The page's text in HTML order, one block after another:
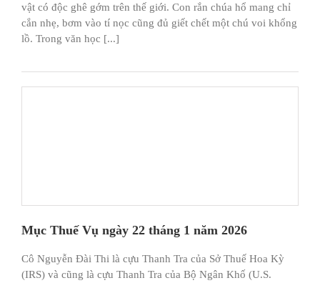
vật có độc ghê gớm trên thế giới. Con rắn chúa hổ mang chỉ
cắn nhẹ, bơm vào tí nọc cũng đủ giết chết một chú voi khổng
lồ. Trong văn học [...]
Mục Thuế Vụ ngày 22 tháng 1 năm 2026
Cô Nguyễn Đài Thi là cựu Thanh Tra của Sở Thuế Hoa Kỳ
(IRS) và cũng là cựu Thanh Tra của Bộ Ngân Khố (U.S.